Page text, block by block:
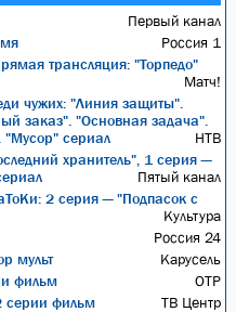
Первый канал
Россия 1
трансляция: "Торпедо"
Матч!
чужих: "Линия защиты".
заказ". "Основная задача".
"Мусор" сериал
НТВ
хранитель", 1 серия —
Пятый канал
2 серия — "Подпасок с
Культура
Россия 24
мульт Карусель
фильм ОТР
серии фильм ТВ Центр